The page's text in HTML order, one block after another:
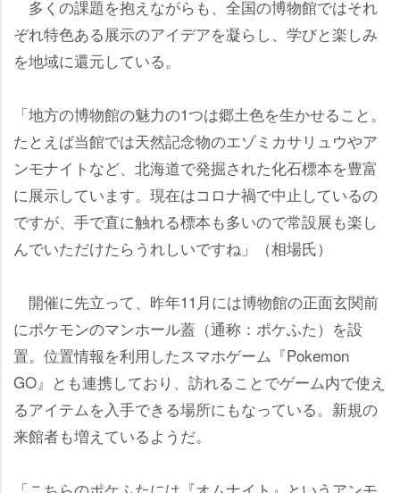
多くの課題を抱えながらも、全国の博物館ではそれ
ぞれ特色ある展示のアイデアを凝らし、学びと楽しみ
を地域に還元している。
「地方の博物館の魅力の1つは郷土色を生かせること。
たとえば当館では天然記念物のエゾミカサリュウやア
ンモナイトなど、北海道で発掘された化石標本を豊富
に展示しています。現在はコロナ禍で中止しているの
ですが、手で直に触れる標本も多いので常設展も楽し
んでいただけたらうれしいですね」（相場氏）
開催に先立って、昨年11月には博物館の正面玄関前
にポケモンのマンホール蓋（通称：ポケふた）を設
置。位置情報を利用したスマホゲーム『Pokemon
GO』とも連携しており、訪れることでゲーム内で使え
るアイテムを入手できる場所にもなっている。新規の
来館者も増えているようだ。